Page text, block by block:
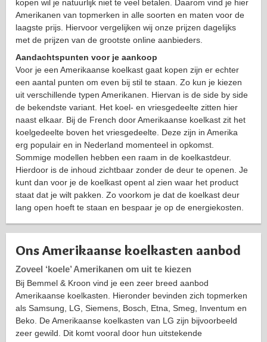
kopen wil je natuurlijk niet te veel betalen. Daarom vind je hier
Amerikanen van topmerken in alle soorten en maten voor de
laagste prijs. Hiervoor vergelijken wij onze prijzen dagelijks
met de prijzen van de grootste online aanbieders.
Aandachtspunten voor je aankoop
Voor je een Amerikaanse koelkast gaat kopen zijn er echter
een aantal punten om even bij stil te staan. Zo kun je kiezen
uit verschillende typen Amerikanen. Hiervan is de side by side
de bekendste variant. Het koel- en vriesgedeelte zitten hier
naast elkaar. Bij de French door Amerikaanse koelkast zit het
koelgedeelte boven het vriesgedeelte. Deze zijn in Amerika
erg populair en in Nederland momenteel in opkomst.
Sommige modellen hebben een raam in de koelkastdeur.
Hierdoor is de inhoud zichtbaar zonder de deur te openen. Je
kunt dan voor je de koelkast opent al zien waar het product
staat dat je wilt pakken. Zo voorkom je dat de koelkast deur
lang open hoeft te staan en bespaar je op de energiekosten.
Ons Amerikaanse koelkasten aanbod
Zoveel ‘koele’ Amerikanen om uit te kiezen
Bij Bemmel & Kroon vind je een zeer breed aanbod
Amerikaanse koelkasten. Hieronder bevinden zich topmerken
als Samsung, LG, Siemens, Bosch, Etna, Smeg, Inventum en
Beko. De Amerikaanse koelkasten van LG zijn bijvoorbeeld
zeer gewild. Dit komt vooral door hun uitstekende